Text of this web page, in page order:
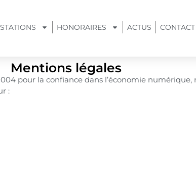
HONORAIRES ACTUS CONTACT
Mentions légales
pour la confiance dans l’économie
: